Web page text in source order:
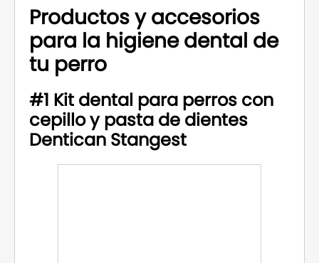
Productos y accesorios
para la higiene dental de
tu perro
#1 Kit dental para perros con
cepillo y pasta de dientes
Dentican Stangest